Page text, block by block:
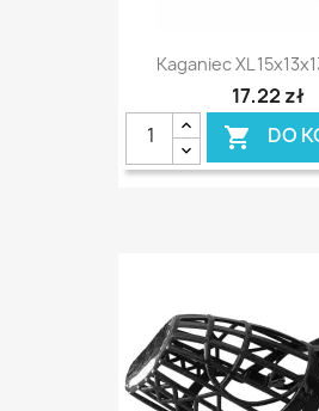
Kaganiec XL
17,22 zł
 DO